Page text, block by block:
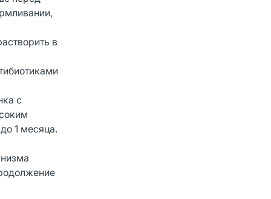
в
с
1 месяца.